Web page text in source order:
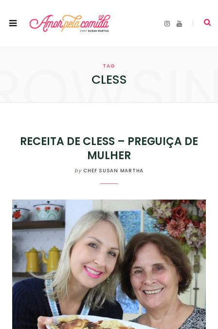
I
Y
TAG
CLESS
RECEITA DE CLESS – PREGUIÇA DE
MULHER
by CHEF SUSAN MARTHA